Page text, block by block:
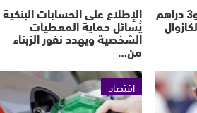
زيادة مرتقبة ما بين 2و3 دراهم الإطلاع على الحسابات البنكية
يُسائل حماية المعطيات
الشخصية ويهدد نفور الزبناء
من…
اقتصاد